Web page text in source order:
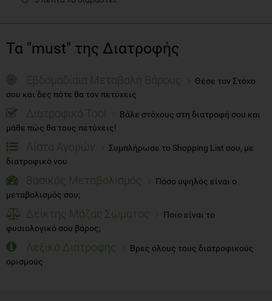
Τα "must" της Διατροφής
Εβδομαδίαια Μεταβολή Βάρους
Θέσε τον Στόχο
σου και δες πότε θα τον πετύχεις
Διατροφικό Tool
Βάλε στόχους στη διατροφή σου και
μάθε πώς θα τους πετύχεις!
Λίστα Αγορών
Συμπλήρωσε το Shopping List σου, με
διατροφικό νου
Βασικός Μεταβολισμός
Πόσο υψηλός είναι ο
μεταβολισμός σου;
Δείκτης Μάζας Σώματος
Ποιο είναι το
φυσιολογικό σου βάρος;
Λεξικό Διατροφής
Βρες όλους τους διατροφικούς
ορισμούς